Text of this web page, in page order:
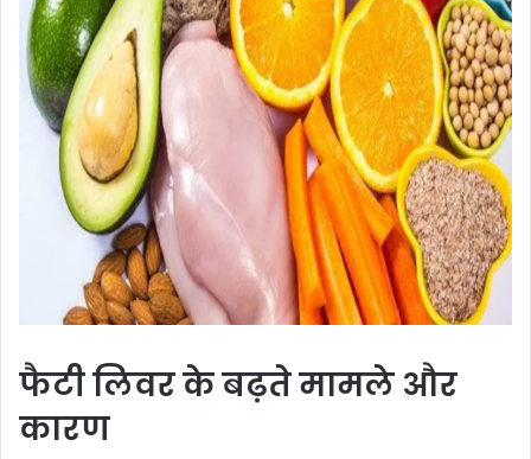
फैटी लिवर के बढ़ते मामले और
कारण